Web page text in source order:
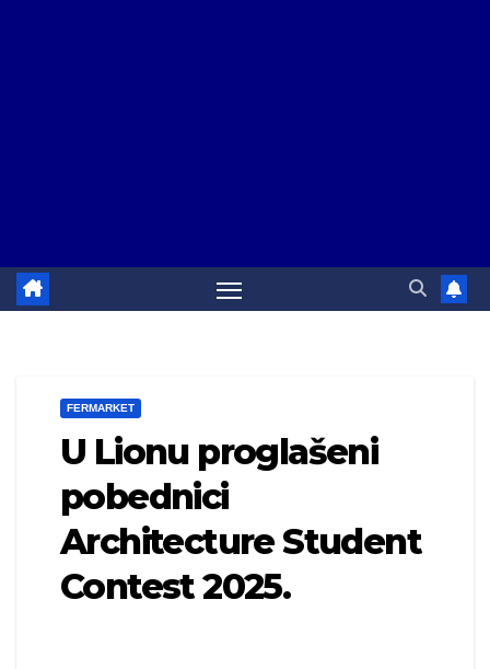
FERMARKET
U Lionu proglašeni
pobednici
Architecture Student
Contest 2025.